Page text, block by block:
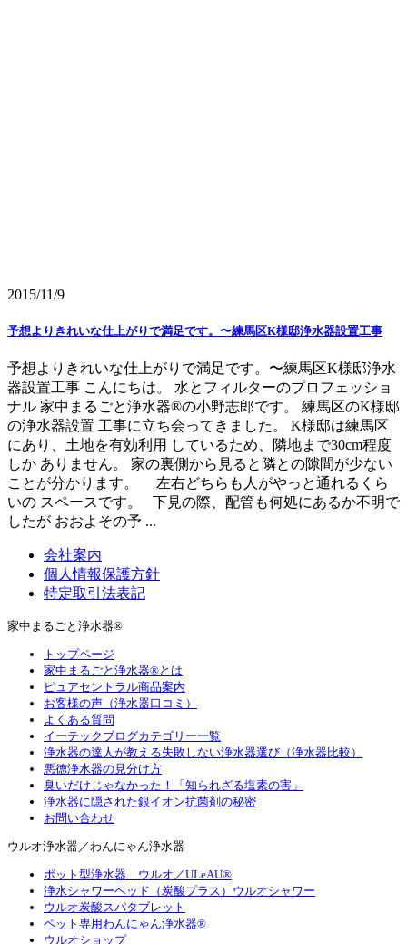
2015/11/9
予想よりきれいな仕上がりで満足です。〜練馬区K様邸浄水器設置工事
予想よりきれいな仕上がりで満足です。〜練馬区K様邸浄水
器設置工事 こんにちは。 水とフィルターのプロフェッショ
ナル 家中まるごと浄水器®の小野志郎です。 練馬区のK様邸
の浄水器設置 工事に立ち会ってきました。 K様邸は練馬区
にあり、土地を有効利用 しているため、隣地まで30cm程度
しか ありません。 家の裏側から見ると隣との隙間が少ない
ことが分かります。 左右どちらも人がやっと通れるくら
いの スペースです。 下見の際、配管も何処にあるか不明で
したが おおよその予 ...
会社案内
個人情報保護方針
特定取引法表記
家中まるごと浄水器®
トップページ
家中まるごと浄水器®とは
ピュアセントラル商品案内
お客様の声（浄水器口コミ）
よくある質問
イーテックブログカテゴリー一覧
浄水器の達人が教える失敗しない浄水器選び（浄水器比較）
悪徳浄水器の見分け方
臭いだけじゃなかった！「知られざる塩素の害」
浄水器に隠された銀イオン抗菌剤の秘密
お問い合わせ
ウルオ浄水器／わんにゃん浄水器
ポット型浄水器 ウルオ／ULeAU®
浄水シャワーヘッド（炭酸プラス）ウルオシャワー
ウルオ炭酸スパタブレット
ペット専用わんにゃん浄水器®
ウルオショップ